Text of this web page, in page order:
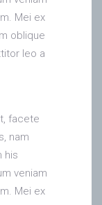
Mei ex
oblique
leo a
facete
nam
his
veniam
Mei ex